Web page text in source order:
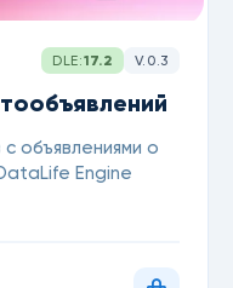
DLE:17.2 V.0.3
объявлениями о
Engine